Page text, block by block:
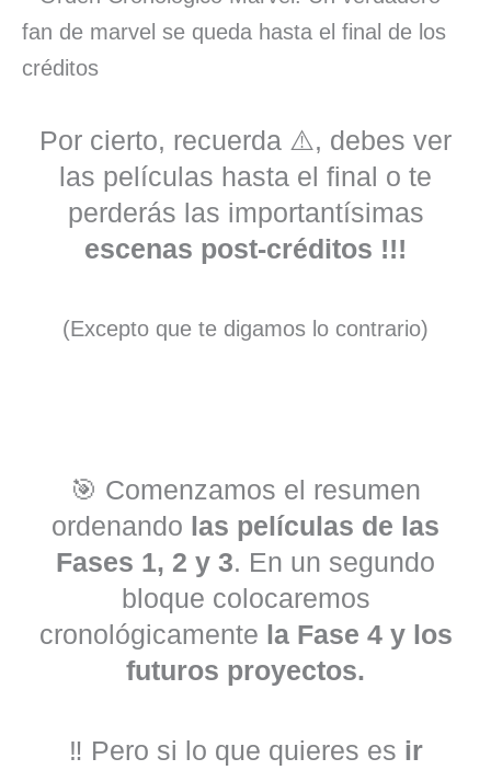
Por cierto, recuerda ⚠️, debes ver
las películas hasta el final o te
perderás las importantísimas
escenas post-créditos !!!
(Excepto que te digamos lo contrario)
🎯 Comenzamos el resumen
ordenando las películas de las
Fases 1, 2 y 3. En un segundo
bloque colocaremos
cronológicamente la Fase 4 y los
futuros proyectos.
‼️ Pero si lo que quieres es ir